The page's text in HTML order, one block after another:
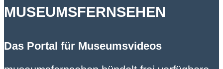
MUSEUMSFERNSEHEN
Das Portal für Museumsvideos